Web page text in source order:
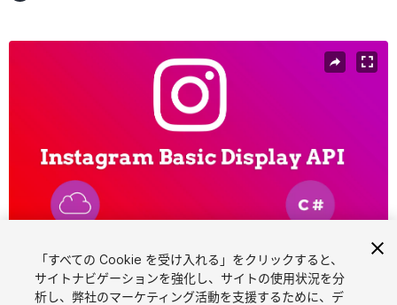
1 /3
「すべての Cookie を受け入れる」をクリックすると、
サイトナビゲーションを強化し、サイトの使用状況を分
析し、弊社のマーケティング活動を支援するために、デ